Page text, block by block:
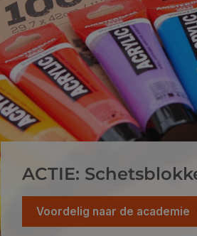
ACTIE:
Voordelig naar de academie